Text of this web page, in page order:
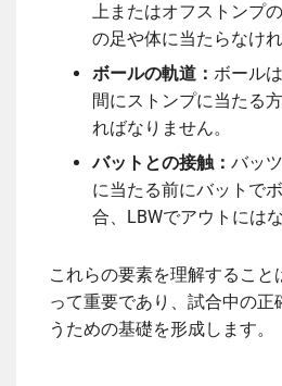
上またはオフストンプ
の足や体に当たらなけ
ボールの軌道： ボール
間にストンプに当たる
ればなりません。
バットとの接触： バッ
に当たる前にバットで
合、LBWでアウトには
これらの要素を理解すること
って重要であり、試合中の正
うための基礎を形成します。